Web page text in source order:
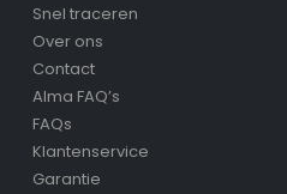
Snel traceren
Over ons
Contact
Alma FAQ’s
FAQs
Klantenservice
Garantie